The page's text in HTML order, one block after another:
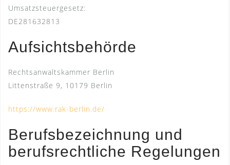
Umsatzsteuergesetz:
DE281632813
Aufsichtsbehörde
Rechtsanwaltskammer Berlin
Littenstraße 9, 10179 Berlin
https://www.rak-berlin.de/
Berufsbezeichnung und
berufsrechtliche Regelungen